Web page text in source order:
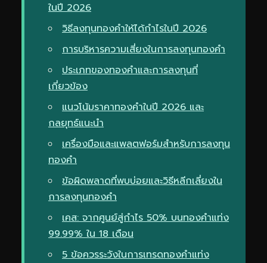
ในปี 2026
วิธีลงทุนทองคำให้ได้กำไรในปี 2026
การบริหารความเสี่ยงในการลงทุนทองคำ
ประเภทของทองคำและการลงทุนที่
เกี่ยวข้อง
แนวโน้มราคาทองคำในปี 2026 และ
กลยุทธ์แนะนำ
เครื่องมือและแพลตฟอร์มสำหรับการลงทุน
ทองคำ
ข้อผิดพลาดที่พบบ่อยและวิธีหลีกเลี่ยงใน
การลงทุนทองคำ
เคส: จากศูนย์สู่กำไร 50% บนทองคำแท่ง
99.99% ใน 18 เดือน
5 ข้อควรระวังในการเทรดทองคำแท่ง